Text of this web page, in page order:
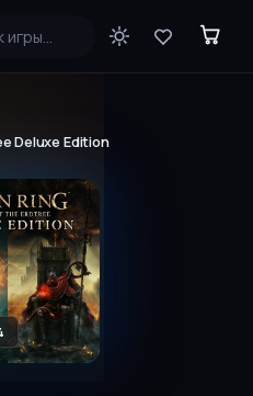
Deluxe Edition